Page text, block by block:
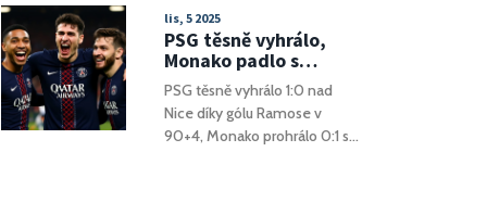
vyřešili cestu přes Zlín i
Frýdek-Místek.
lis, 5 2025
PSG těsně vyhrálo,
Monako padlo s
nováčkem:
Čtyřbodový odstup ve
špičce Ligue 1
PSG těsně vyhrálo 1:0 nad
Nice díky gólu Ramose v
90+4, Monako prohrálo 0:1 s